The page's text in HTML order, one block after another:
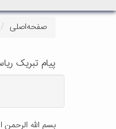
صفحه‌اصلی
پیام تبریک
بسم الله الرحمن